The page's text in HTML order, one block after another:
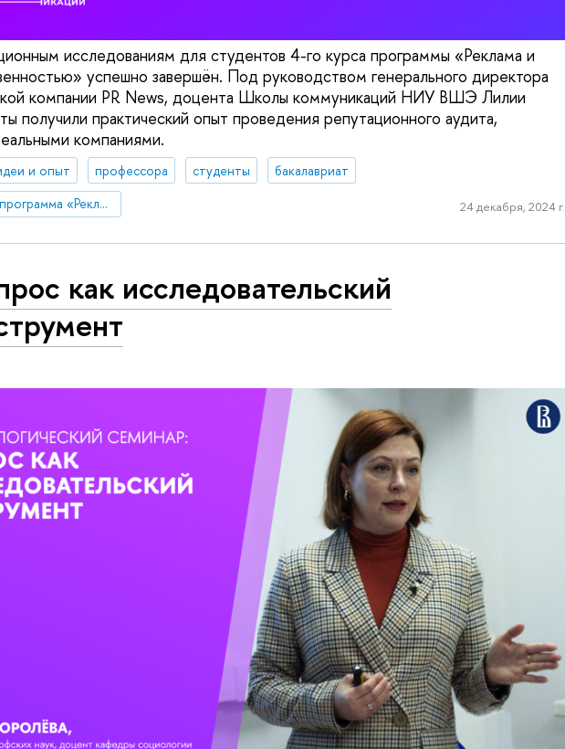
исследованиям для студентов 4-го курса программы «Реклама и
успешно завершён. Под руководством генерального директора
компании PR News, доцента Школы коммуникаций НИУ ВШЭ Лилии
получили практический опыт проведения репутационного аудита,
компаниями.
и опыт профессора студенты
бакалавриат
Образовательная программа «Реклама и связи с общественностью»
24 декабря, 2024 г.
как исследовательский